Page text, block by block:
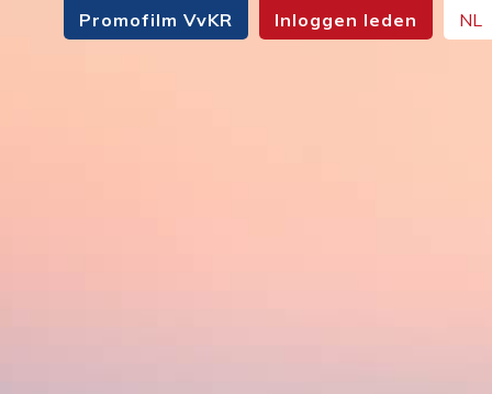
Promofilm VvKR Inloggen leden NL